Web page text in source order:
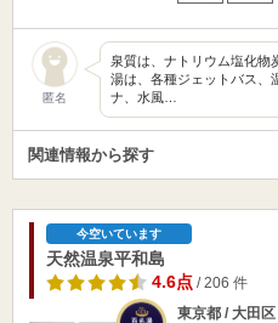
匿名
泉質は、ナトリウム塩化物
湯は、各種ジェットバス、
ナ、水風…
関連情報から探す
今空いています
天然温泉平和島
4.6点/ 206 件
東京都 / 大田区